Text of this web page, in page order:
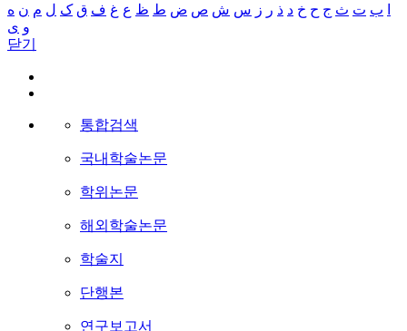
ب ت ث ج ح خ د ذ ر ز س ش ص ض ط ظ ع غ ف ق ک ل م ن ه
و ی
닫기
통합검색
국내학술논문
학위논문
해외학술논문
학술지
단행본
연구보고서